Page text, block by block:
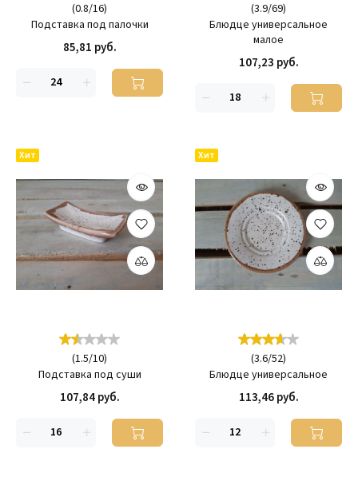
(0.8/16)
Подставка под палочки
85,81 руб.
(3.9/69)
Блюдце универсальное
малое
107,23 руб.
Хит
(1.5/10)
Подставка под суши
107,84 руб.
Хит
(3.6/52)
Блюдце универсальное
113,46 руб.